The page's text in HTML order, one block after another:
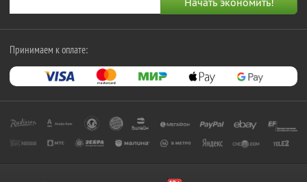
Принимаем к оплате: